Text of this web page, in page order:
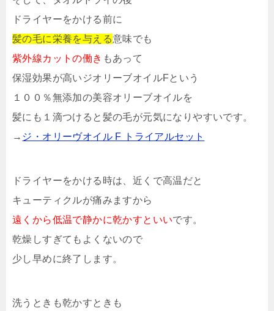
ドライヤーをかける前に
髪の毛に栄養を与える意味でも
紫外線カットの働き もあって
保湿効果が高いジオリーブオイルFという
１００％無添加の美容オリーブオイルを
髪にも１滴つけると髪の毛が元気になりやすいです。
→ ジ・オリーヴオイル F トライアルセット
ドライヤーをかける時は、近くで高温だと
キューティクルが痛みますから
遠くから低温で静かに乾かすといいです。
乾燥しすぎてもよくないので
少し早めに終了します。
洗うときも乾かすときも